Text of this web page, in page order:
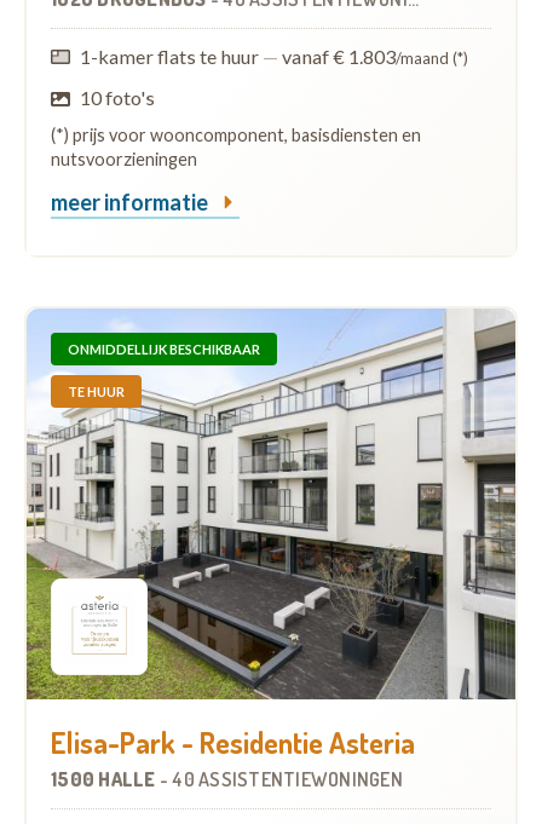
1-kamer flats te huur — vanaf € 1.803/maand (*)
10 foto's
(*) prijs voor wooncomponent, basisdiensten en
nutsvoorzieningen
meer informatie
ONMIDDELLIJK BESCHIKBAAR
TE HUUR
Elisa-Park - Residentie Asteria
1500 HALLE -40 ASSISTENTIEWONINGEN